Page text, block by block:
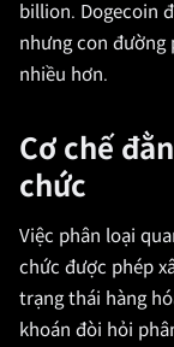
billion. Dogecoin
nhưng con đường
nhiều hơn.
Cơ chế
chức
Việc phân loại
chức được phép
trạng thái hàng
khoán đòi hỏi